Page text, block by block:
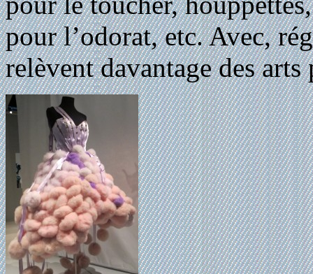
pour l’odorat, etc. Avec,
relèvent davantage des